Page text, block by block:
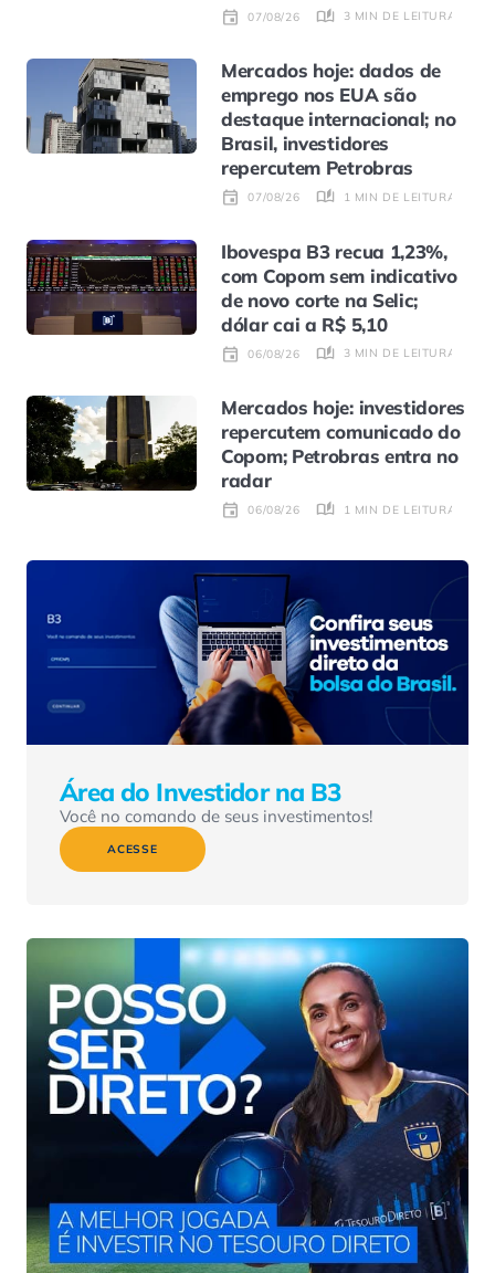
07/08/26 3 MIN DE LEITURA
Mercados hoje: dados de
emprego nos EUA são
destaque internacional; no
Brasil, investidores
repercutem Petrobras
07/08/26 1 MIN DE LEITURA
Ibovespa B3 recua 1,23%,
com Copom sem indicativo
de novo corte na Selic;
dólar cai a R$ 5,10
06/08/26 3 MIN DE LEITURA
Mercados hoje: investidores
repercutem comunicado do
Copom; Petrobras entra no
radar
06/08/26 1 MIN DE LEITURA
Área do Investidor na B3
Você no comando de seus investimentos!
ACESSE